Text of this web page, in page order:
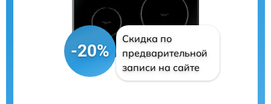
-20%
Скидка по
предварительной
записи на сайте